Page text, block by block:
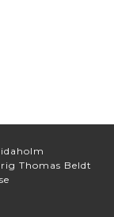
Thomas Beldt